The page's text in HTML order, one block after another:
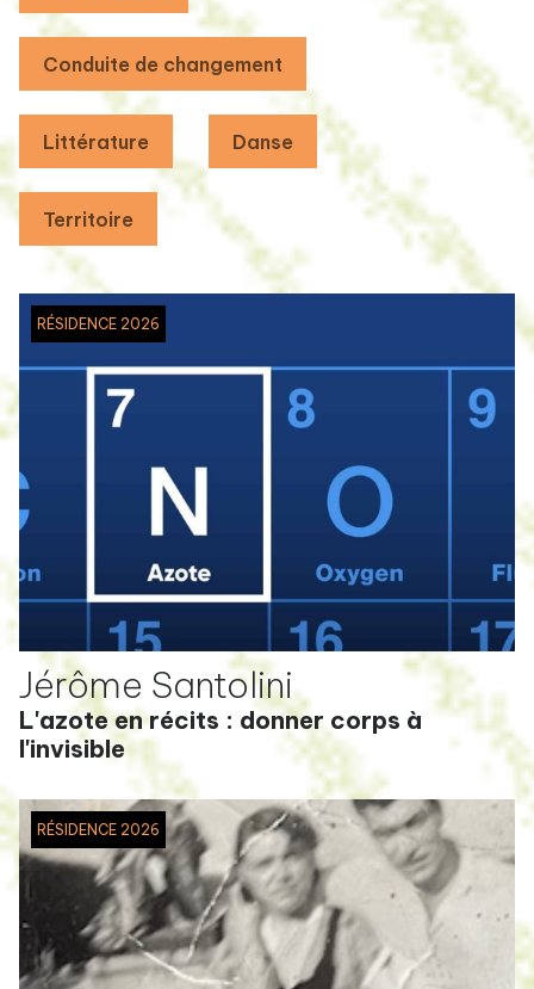
Conduite de changement
Littérature Danse
Territoire
RÉSIDENCE 2026
Jérôme Santolini
L'azote en récits : donner corps à
l'invisible
RÉSIDENCE 2026